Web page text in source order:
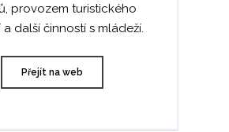
provozem turistického
a další činností s mládeží.
Přejít na web